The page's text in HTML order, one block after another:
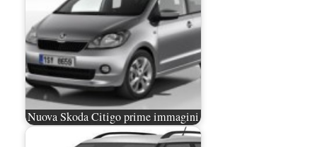
Nuova Skoda Citigo prime immagini